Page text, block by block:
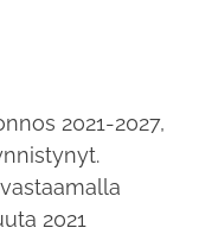
2021-2027,
2021